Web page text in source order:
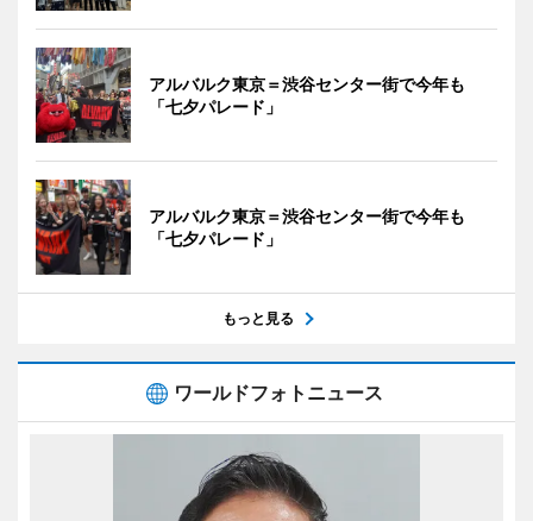
アルバルク東京＝渋谷センター街で今年も
「七夕パレード」
アルバルク東京＝渋谷センター街で今年も
「七夕パレード」
もっと見る
ワールドフォトニュース